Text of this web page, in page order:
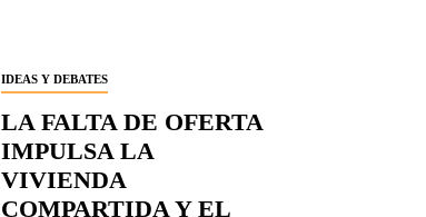
IDEAS Y DEBATES
LA FALTA DE OFERTA
IMPULSA LA
VIVIENDA
COMPARTIDA Y EL